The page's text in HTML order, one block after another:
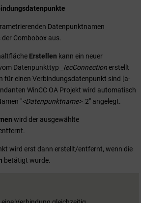
Datenpunktnamen
Combobox aus.
Erstellen kann ein neuer
Datenpunkttyp
_IecConnectionerstellt
für einen Verbindungsdatenpunkt sind [a-
WinCC OA Projekt wird automatisch
"<Datenpunktname>_2" angelegt.
wird der ausgewählte
wird erst dann erstellt/entfernt, wenn die
betätigt wurde.